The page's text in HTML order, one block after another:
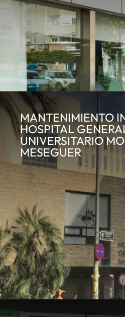
MANTENIMIENTO
HOSPITAL
UNIVERSITARIO
MESEGUER